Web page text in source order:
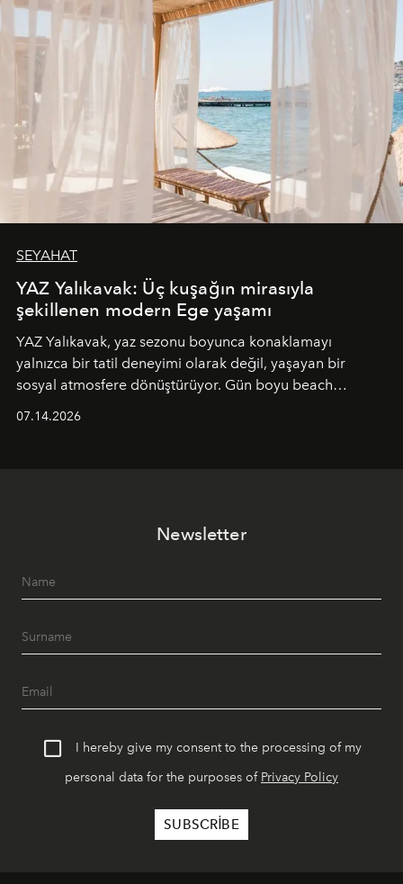
SEYAHAT
YAZ Yalıkavak: Üç kuşağın mirasıyla
şekillenen modern Ege yaşamı
YAZ Yalıkavak, yaz sezonu boyunca konaklamayı
yalnızca bir tatil deneyimi olarak değil, yaşayan bir
sosyal atmosfere dönüştürüyor. Gün boyu beach
geceye taşıyarak her hafta farklı bir deneyim sunuyor.
07.14.2026
Newsletter
I hereby give my consent to the processing of my
personal data for the purposes of Privacy Policy